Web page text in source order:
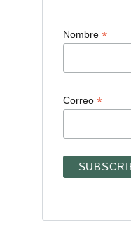
Nombre *
Correo *